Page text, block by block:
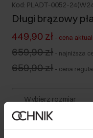
Kod: PLADT-0052-
Długi brązowy
449,90 zł - cena
659,90 zł - najniższa
659,90 zł - cena
Wybierz rozmiar
Nasza modelka ma